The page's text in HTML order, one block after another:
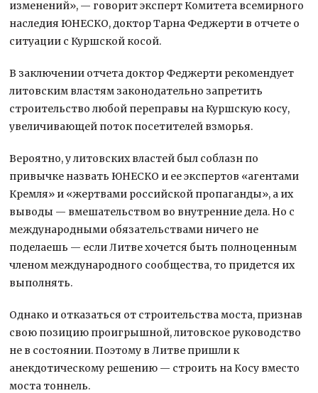
изменений», — говорит эксперт Комитета всемирного
наследия ЮНЕСКО, доктор Тарна Феджерти в отчете о
ситуации с Куршской косой.
В заключении отчета доктор Феджерти рекомендует
литовским властям законодательно запретить
строительство любой переправы на Куршскую косу,
увеличивающей поток посетителей взморья.
Вероятно, у литовских властей был соблазн по
привычке назвать ЮНЕСКО и ее экспертов «агентами
Кремля» и «жертвами российской пропаганды», а их
выводы — вмешательством во внутренние дела. Но с
международными обязательствами ничего не
поделаешь — если Литве хочется быть полноценным
членом международного сообщества, то придется их
выполнять.
Однако и отказаться от строительства моста, признав
свою позицию проигрышной, литовское руководство
не в состоянии. Поэтому в Литве пришли к
анекдотическому решению — строить на Косу вместо
моста тоннель.